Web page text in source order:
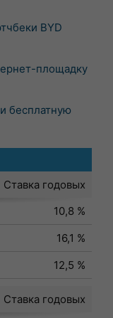
BYD
площадку
бесплатную
Ставка годовых
10,8 %
16,1 %
12,5 %
Ставка годовых